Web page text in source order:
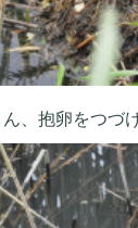
、抱卵をつづ